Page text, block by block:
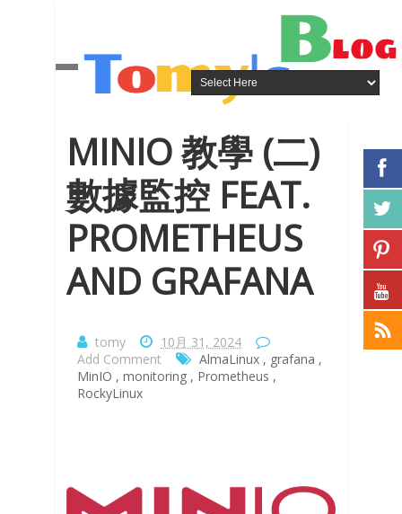
MINIO 教學 (二)
數據監控 FEAT.
PROMETHEUS
AND GRAFANA
tomy
10月 31, 2024
Add Comment
AlmaLinux , grafana ,
MinIO , monitoring , Prometheus ,
RockyLinux